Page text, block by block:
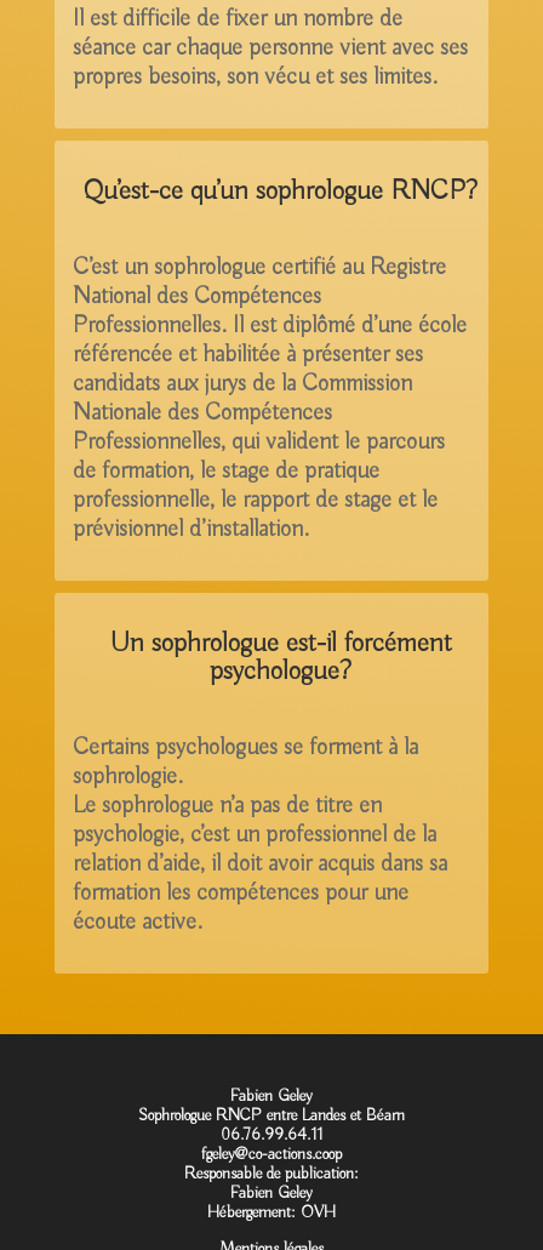
Il est difficile de fixer un nombre de
séance car chaque personne vient avec ses
propres besoins, son vécu et ses limites.
Qu’est-ce qu’un sophrologue RNCP?
C’est un sophrologue certifié au Registre
National des Compétences
Professionnelles. Il est diplômé d’une école
référencée et habilitée à présenter ses
candidats aux jurys de la Commission
Nationale des Compétences
Professionnelles, qui valident le parcours
de formation, le stage de pratique
professionnelle, le rapport de stage et le
prévisionnel d’installation.
Un sophrologue est-il forcément
psychologue?
Certains psychologues se forment à la
sophrologie.
Le sophrologue n’a pas de titre en
psychologie, c’est un professionnel de la
relation d’aide, il doit avoir acquis dans sa
formation les compétences pour une
écoute active.
Fabien Geley
Sophrologue RNCP entre Landes et Béarn
06.76.99.64.11
fgeley@co-actions.coop
Responsable de publication:
Fabien Geley
Hébergement: OVH